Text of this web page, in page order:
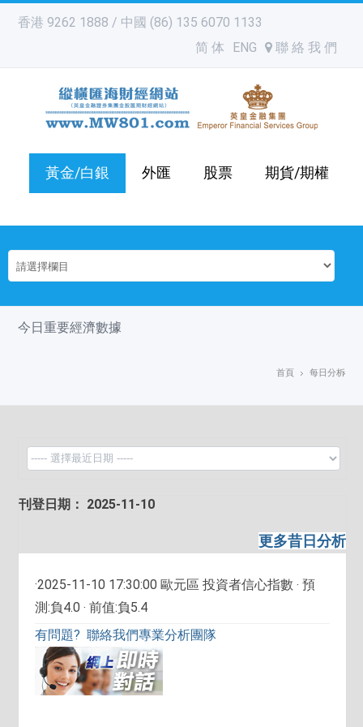
香港 9262 1888 / 中國 (86) 135 6070 1133
简 体
ENG 聯 絡 我 們
黃金/白銀 外匯 股票 期貨/期權
今日重要經濟數據
首頁 每日分析
刊登日期： 2025-11-10
更多昔日分析
·2025-11-10 17:30:00 歐元區 投資者信心指數 ‧ 預
測:負4.0 ‧ 前值:負5.4
有問題? 聯絡我們專業分析團隊